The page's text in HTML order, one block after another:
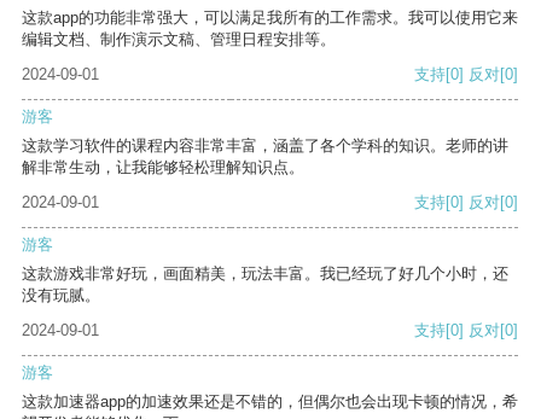
这款app的功能非常强大，可以满足我所有的工作需求。我可以使用它来
编辑文档、制作演示文稿、管理日程安排等。
2024-09-01
支持[0] 反对[0]
游客
这款学习软件的课程内容非常丰富，涵盖了各个学科的知识。老师的讲
解非常生动，让我能够轻松理解知识点。
2024-09-01
支持[0] 反对[0]
游客
这款游戏非常好玩，画面精美，玩法丰富。我已经玩了好几个小时，还
没有玩腻。
2024-09-01
支持[0] 反对[0]
游客
这款加速器app的加速效果还是不错的，但偶尔也会出现卡顿的情况，希